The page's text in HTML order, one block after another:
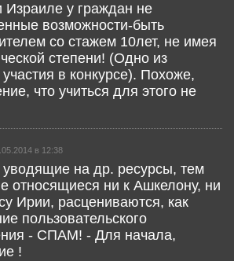
Израиле у граждан не
возможности-быть
со стажем 10лет, не имея
степени! (Одно из
в конкурсе). Похоже,
что учиться для этого не
в 12:38
на др. ресурсы, тем
относящиеся ни к Ашкелону, ни
Ирии, расцениваются, как
пользовательского
- СПАМ! - Для начала,
!